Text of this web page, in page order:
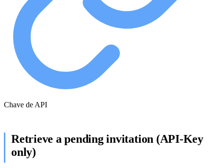
Chave de API
Retrieve a pending invitation (API-Key
only)